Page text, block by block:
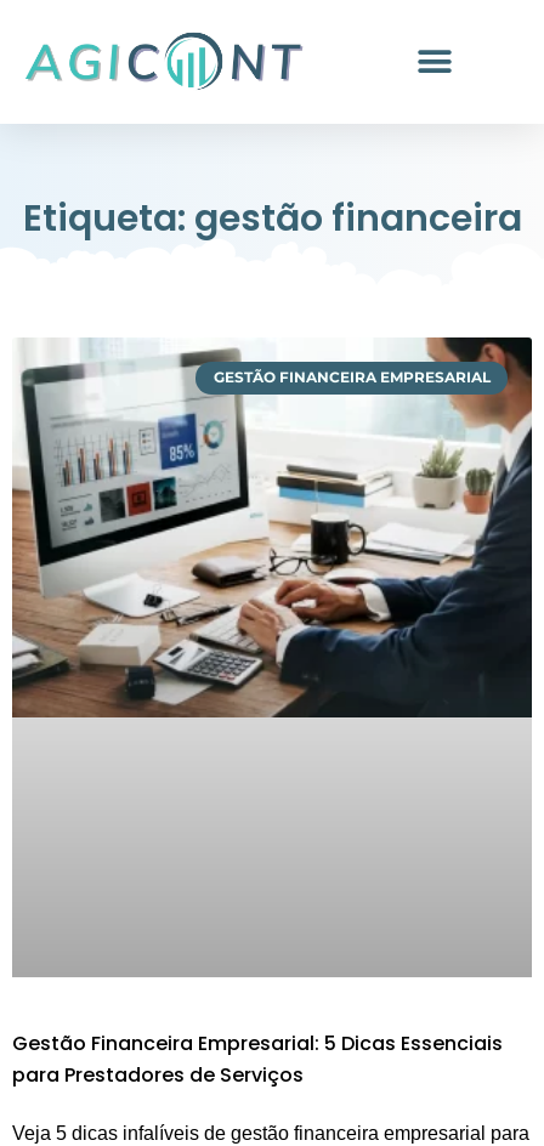
Etiqueta: gestão financeira
GESTÃO FINANCEIRA EMPRESARIAL
Gestão Financeira Empresarial: 5 Dicas Essenciais
para Prestadores de Serviços
Veja 5 dicas infalíveis de gestão financeira empresarial para